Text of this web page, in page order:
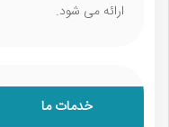
ارائه می شود.
خدمات ما